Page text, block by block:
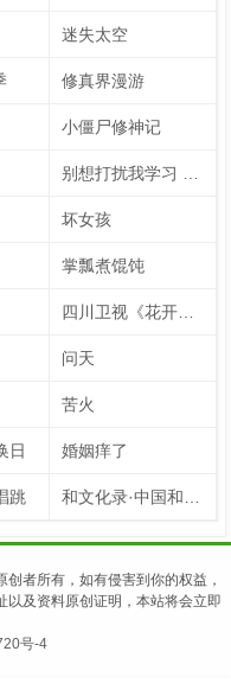
迷失太空
修真界漫游
小僵尸修神记
坏女孩
掌瓢煮馄饨
四川卫视《花开天下·国韵》新年演唱会 第7季
问天
苦火
日 婚姻痒了
跳
者所有，如有侵害到你的权益，
以及资料原创证明，本站将会立即
号-4